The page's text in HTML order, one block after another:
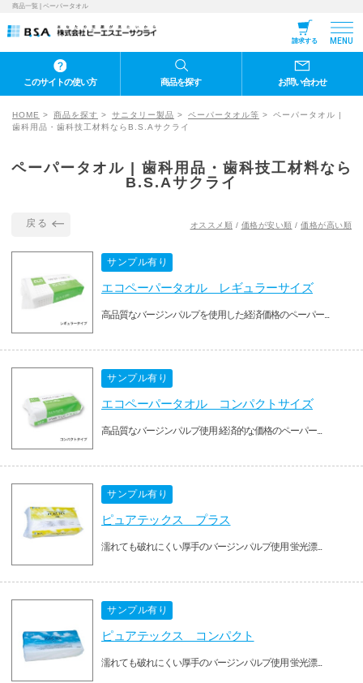
商品一覧 | ペーパータオル
請求する MENU
このサイトの使い方 商品を探す お問い合わせ
HOME 商品を探す サニタリー製品 ペーパータオル等
ペーパータオル |
歯科用品・歯科技工材料ならB.S.Aサクライ
ペーパータオル | 歯科用品・歯科技工材料なら
B.S.Aサクライ
戻る オススメ順 / 価格が安い順 / 価格が高い順
サンプル有り
エコペーパータオル レギュラーサイズ
高品質なバージンパルプを使用した経済価格のペーパー...
サンプル有り
エコペーパータオル コンパクトサイズ
高品質なバージンパルプ使用 経済的な価格のペーパー...
サンプル有り
ピュアテックス プラス
濡れても破れにくい厚手のバージンパルプ使用 蛍光漂...
サンプル有り
ピュアテックス コンパクト
濡れても破れにくい厚手のバージンパルプ使用 蛍光漂...